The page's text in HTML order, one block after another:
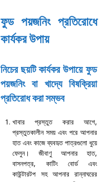
ফুড পয়জনিং প্রতিরোধে
কার্যকর উপায়
নিচের ছয়টি কার্যকর উপায়ে ফুড
পয়জনিং বা খাদ্যে বিষক্রিয়া
প্রতিরোধ করা সম্ভব
খাবার প্রস্তুত করার আগে,
প্রস্তুতকালীন সময় এবং পরে আপনার
হাত এবং কাজে ব্যবহৃত পাত্রগুলো ধুয়ে
ফেলুন। জীবাণু আপনার হাত,
বাসনপত্র, কাটিং বোর্ড এবং
কাউন্টারটপ সহ আপনার রান্নাঘরের